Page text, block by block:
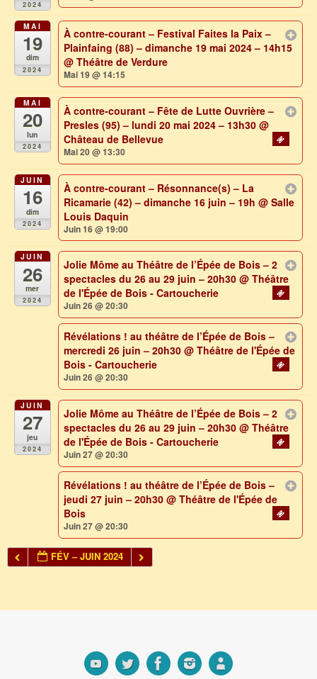
2024
MAI
19
dim
2024
À contre-courant – Festival Faites la Paix –
Plainfaing (88) – dimanche 19 mai 2024 – 14h15
@ Théâtre de Verdure
Mai 19 @ 14:15
MAI
20
lun
2024
À contre-courant – Fête de Lutte Ouvrière –
Presles (95) – lundi 20 mai 2024 – 13h30@
Château de Bellevue
Mai 20 @ 13:30
JUIN
16
dim
2024
À contre-courant – Résonnance(s) – La
Ricamarie (42) – dimanche 16 juin – 19h@ Salle
Louis Daquin
Juin 16 @ 19:00
JUIN
26
mer
2024
Jolie Môme au Théâtre de l’Épée de Bois – 2
spectacles du 26 au 29 juin – 20h30@ Théâtre
de l'Épée de Bois - Cartoucherie
Juin 26 @ 20:30
Révélations ! au théâtre de l’Épée de Bois –
mercredi 26 juin – 20h30@ Théâtre de l'Épée de
Bois - Cartoucherie
Juin 26 @ 20:30
JUIN
27
jeu
2024
Jolie Môme au Théâtre de l’Épée de Bois – 2
spectacles du 26 au 29 juin – 20h30@ Théâtre
de l'Épée de Bois - Cartoucherie
Juin 27 @ 20:30
Révélations ! au théâtre de l’Épée de Bois –
jeudi 27 juin – 20h30@ Théâtre de l'Épée de
Bois
Juin 27 @ 20:30
FÉV – JUIN 2024